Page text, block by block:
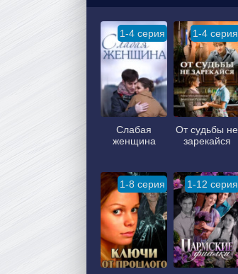
1-4 серия
Слабая
женщина
1-4 серия
От судьбы не
зарекайся
1-8 серия 1-12 серия